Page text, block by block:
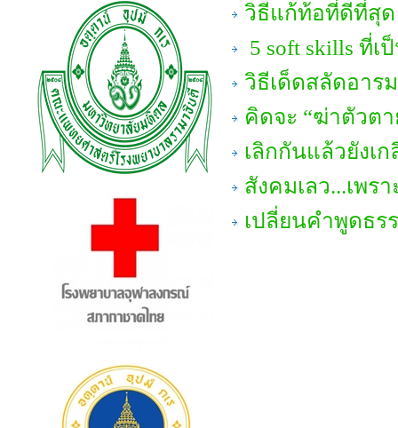
วิธีแก้ท้อที่ดีที่สุด
5 soft skills ที่
วิธีเด็ดสลัดอาร
คิดจะ “ฆ่าตัวต
เลิกกันแล้วยังเ
สังคมเลว...เพ
เปลี่ยนคำพูดธ